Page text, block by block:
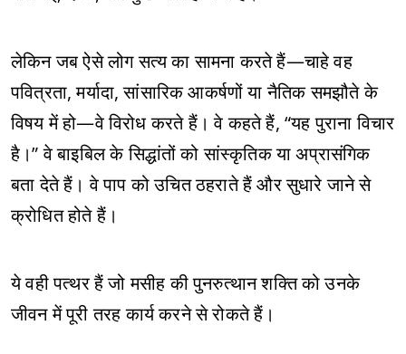
लेकिन जब ऐसे लोग सत्य का सामना करते हैं—चाहे वह
पवित्रता, मर्यादा, सांसारिक आकर्षणों या नैतिक समझौते के
विषय में हो—वे विरोध करते हैं। वे कहते हैं, “यह पुराना विचार
है।” वे बाइबिल के सिद्धांतों को सांस्कृतिक या अप्रासंगिक
बता देते हैं। वे पाप को उचित ठहराते हैं और सुधारे जाने से
क्रोधित होते हैं।
ये वही पत्थर हैं जो मसीह की पुनरुत्थान शक्ति को उनके
जीवन में पूरी तरह कार्य करने से रोकते हैं।